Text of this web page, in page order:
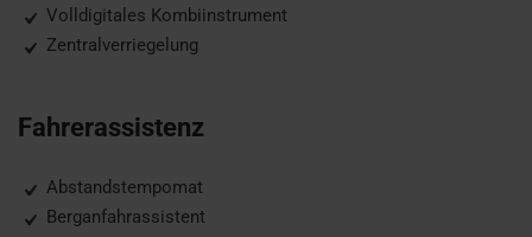
Volldigitales Kombiinstrument
Zentralverriegelung
Fahrerassistenz
Abstandstempomat
Berganfahrassistent